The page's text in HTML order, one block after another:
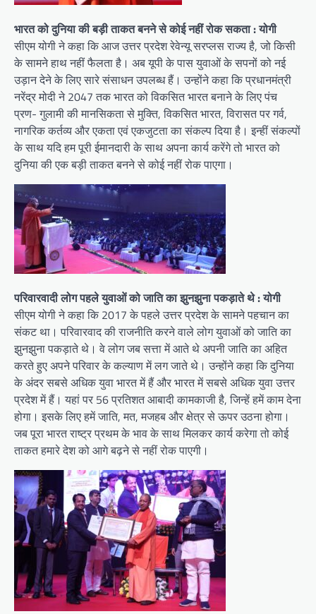
भारत को दुनिया की बड़ी ताकत बनने से कोई नहीं रोक सकता : योगी
सीएम योगी ने कहा कि आज उत्तर प्रदेश रेवेन्यू सरप्लस राज्य है, जो किसी
के सामने हाथ नहीं फैलता है। अब यूपी के पास युवाओं के सपनों को नई
उड़ान देने के लिए सारे संसाधन उपलब्ध हैं। उन्होंने कहा कि प्रधानमंत्री
नरेंद्र मोदी ने 2047 तक भारत को विकसित भारत बनाने के लिए पंच
प्रण- गुलामी की मानसिकता से मुक्ति, विकसित भारत, विरासत पर गर्व,
नागरिक कर्तव्य और एकता एवं एकजुटता का संकल्प दिया है। इन्हीं संकल्पों
के साथ यदि हम पूरी ईमानदारी के साथ अपना कार्य करेंगे तो भारत को
दुनिया की एक बड़ी ताकत बनने से कोई नहीं रोक पाएगा।
परिवारवादी लोग पहले युवाओं को जाति का झुनझुना पकड़ाते थे : योगी
सीएम योगी ने कहा कि 2017 के पहले उत्तर प्रदेश के सामने पहचान का
संकट था। परिवारवाद की राजनीति करने वाले लोग युवाओं को जाति का
झुनझुना पकड़ाते थे। वे लोग जब सत्ता में आते थे अपनी जाति का अहित
करते हुए अपने परिवार के कल्याण में लग जाते थे। उन्होंने कहा कि दुनिया
के अंदर सबसे अधिक युवा भारत में हैं और भारत में सबसे अधिक युवा उत्तर
प्रदेश में हैं। यहां पर 56 प्रतिशत आबादी कामकाजी है, जिन्हें हमें काम देना
होगा। इसके लिए हमें जाति, मत, मजहब और क्षेत्र से ऊपर उठना होगा।
जब पूरा भारत राष्ट्र प्रथम के भाव के साथ मिलकर कार्य करेगा तो कोई
ताकत हमारे देश को आगे बढ़ने से नहीं रोक पाएगी।